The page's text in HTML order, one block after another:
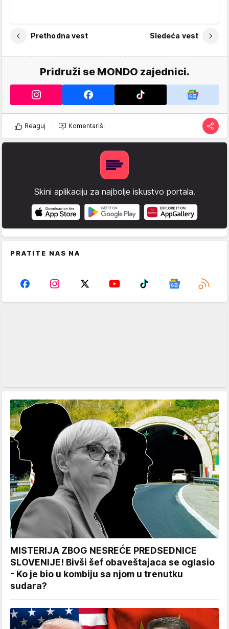
Prethodna vest Sledeća vest
Pridruži se MONDO zajednici.
Reaguj Komentariši
Skini aplikaciju za najbolje iskustvo portala.
PRATITE NAS NA
MISTERIJA ZBOG NESREĆE PREDSEDNICE
SLOVENIJE! Bivši šef obaveštajaca se oglasio
- Ko je bio u kombiju sa njom u trenutku
sudara?